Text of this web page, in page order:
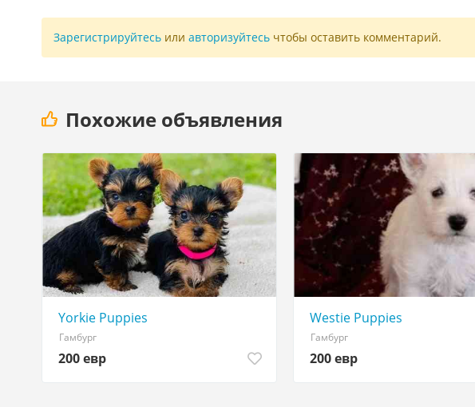
Зарегистрируйтесь или авторизуйтесь чтобы оставить комментарий.
Похожие объявления
Yorkie Puppies
Гамбург
200 евр
Westie Puppies
Гамбург
200 евр